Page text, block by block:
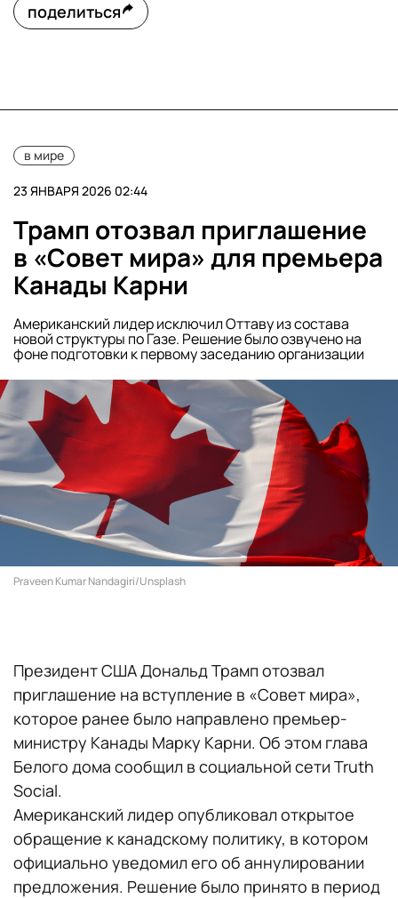
поделиться
в мире
23 ЯНВАРЯ 2026 02:44
Трамп отозвал приглашение
в «Совет мира» для премьера
Канады Карни
Американский лидер исключил Оттаву из состава
новой структуры по Газе. Решение было озвучено на
фоне подготовки к первому заседанию организации
Praveen Kumar Nandagiri/Unsplash
Президент США Дональд Трамп отозвал
приглашение на вступление в «Совет мира»,
которое ранее было направлено премьер-
министру Канады Марку Карни. Об этом глава
Белого дома сообщил в социальной сети Truth
Social.
Американский лидер опубликовал открытое
обращение к канадскому политику, в котором
официально уведомил его об аннулировании
предложения. Решение было принято в период